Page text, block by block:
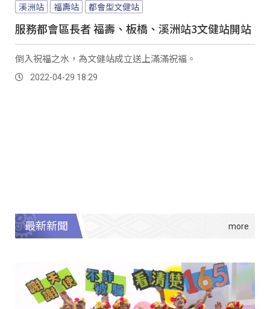
溪洲站
福壽站 都會型文健站
服務都會區長者 福壽、板橋、溪洲站3文健站開站
倒入祝福之水，為文健站成立送上滿滿祝褔。
2022-04-29 18:29
最新新聞